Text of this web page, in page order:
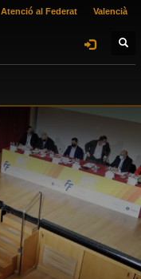
Atenció al Federat Valencià